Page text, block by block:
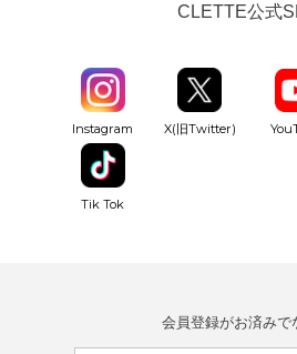
CLETTE公式
Instagram X(旧Twitter)
Tik Tok
会員登録がお済みで